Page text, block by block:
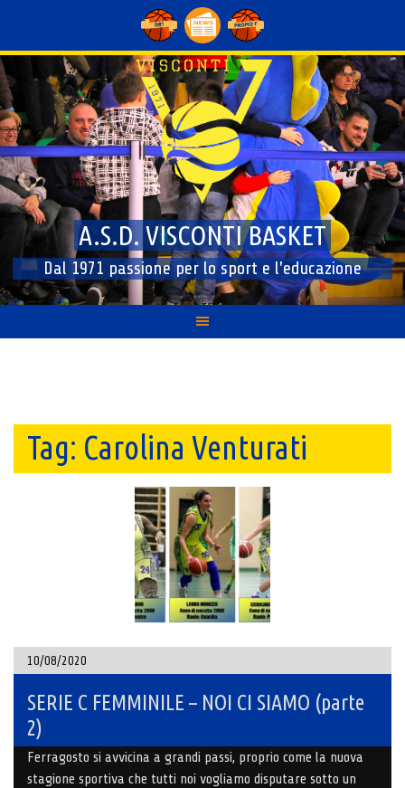
content
A.S.D. VISCONTI BASKET
Dal 1971 passione per lo sport e l'educazione
Tag: Carolina Venturati
10/08/2020
SERIE C FEMMINILE – NOI CI SIAMO (parte
2)
Ferragosto si avvicina a grandi passi, proprio come la nuova
stagione sportiva che tutti noi vogliamo disputare sotto un